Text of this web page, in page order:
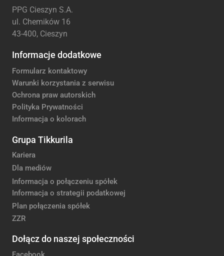
PPG Cieszyn S.A.
ul. Chemików 16
43-400, Cieszyn
Informacje dodatkowe
Formularz kontaktowy
Warunki korzystania z serwisu
Ochrona praw autorskich
Polityka Prywatności
Informacja o kolorach
Grupa Tikkurila
Kariera
Dla mediów
Informacja o połączeniu spółek
Informacja o strategii podatkowej
Plan połączenia spółek
ZZR
Dołącz do naszej społeczności